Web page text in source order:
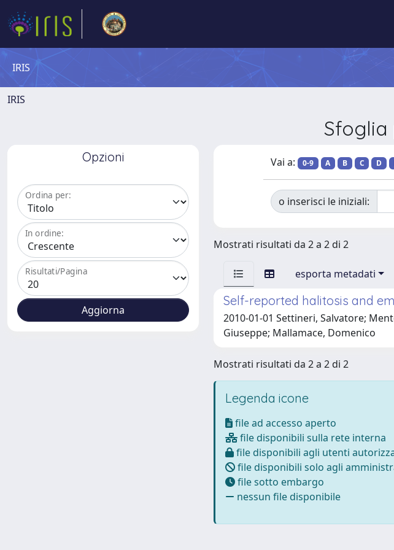
IRIS
IRIS
Sfoglia
Opzioni
Ordina per:
In ordine:
Risultati/Pagina
Vai a: 0-9 A B C D
o inserisci le iniziali:
Mostrati risultati da 2 a 2 di 2
esporta metadati
Self-reported halitosis and
2010-01-01 Settineri, Salvatore;
Giuseppe; Mallamace, Domenico
Mostrati risultati da 2 a 2 di 2
Legenda icone
file ad accesso aperto
file disponibili sulla rete interna
file disponibili agli utenti
file disponibili solo agli
file sotto embargo
nessun file disponibile